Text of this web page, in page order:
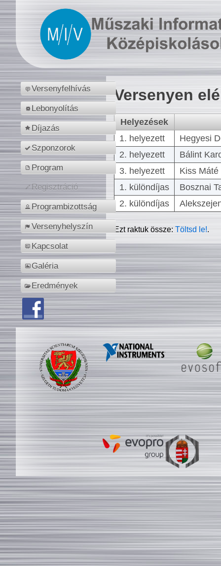
Versenyfelhívás
Lebonyolítás
Díjazás
Szponzorok
Program
Regisztráció
Programbizottság
Versenyhelyszín
Kapcsolat
Galéria
Eredmények
Versenyen
Helyezések
1. helyezett
Hegyesi
2. helyezett
Bálint
3. helyezett
Kiss
1. különdíjas
Bosznai
2. különdíjas
Ezt raktuk össze:Töltsd le!.